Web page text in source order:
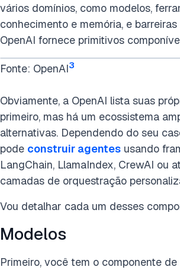
vários domínios, como modelos,
conhecimento e memória, e
OpenAI fornece primitivos
Fonte: OpenAI3
Obviamente, a OpenAI lista suas
primeiro, mas há um ecossistema
alternativas. Dependendo do seu
pode construir agentes usando
LangChain, LlamaIndex, CrewAI ou
camadas de orquestração
Vou detalhar cada um desses
Modelos
Primeiro, você tem o componente